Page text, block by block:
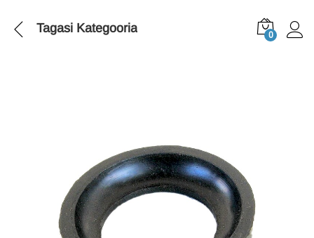
Tagasi Kategooria 0